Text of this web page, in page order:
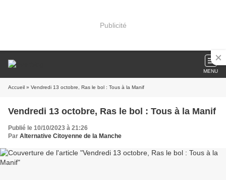
Publicité
MENU
Accueil » Vendredi 13 octobre, Ras le bol : Tous à la Manif
Vendredi 13 octobre, Ras le bol : Tous à la Manif
Publié le 10/10/2023 à 21:26
Par Alternative Citoyenne de la Manche